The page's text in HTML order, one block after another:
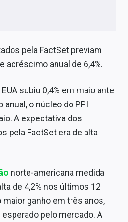
pela FactSet previam
acréscimo anual de 6,4%.
subiu 0,4% em maio ante
anual, o núcleo do PPI
A expectativa dos
pela FactSet era de alta
norte-americana medida
de 4,2% nos últimos 12
ganho em três anos,
pelo mercado. A